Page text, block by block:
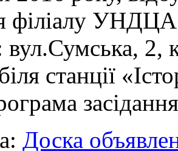
філіалу
2,
станції
Доска